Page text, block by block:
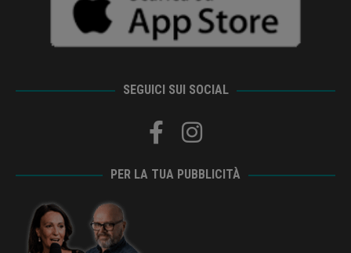
SEGUICI SUI SOCIAL
PER LA TUA PUBBLICITÀ